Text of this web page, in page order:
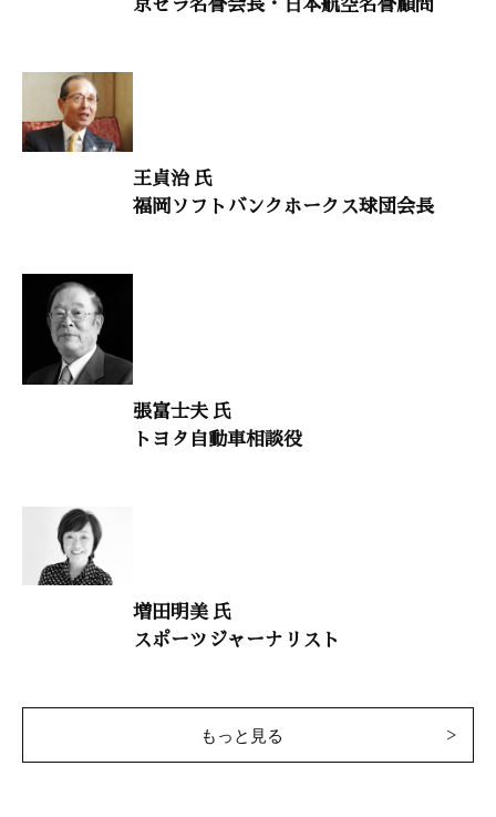
語り継ぎたい美しい日本人の物語9
占部賢志（福岡県立太宰府高等学校教諭）
人生を照らす言葉12
喜び帝王学
矢部廣重（クオリティマネジメント社長）
大自然と体心79
奥田弘美（精神科医・作家）
井上象英
小説・西郷隆盛
童門冬二（作家）
井上裕之 「『本気』が奇跡を起こす」
森下一 「出会いと感動が人を育てる」
王貞治 氏
福岡ソフトバンクホークス球団会長
張富士夫 氏
トヨタ自動車相談役
増田明美 氏
スポーツジャーナリスト
もっと見る